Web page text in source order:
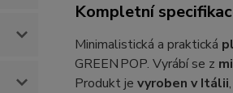
Kompletní
Minimalistická a praktická
GREEN POP. Vyrábí se z
Produkt je vyroben v Itálii